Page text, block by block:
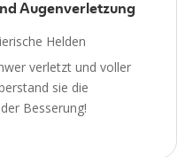
Augenverletzung
Helden
verletzt und voller
sie die
Besserung!